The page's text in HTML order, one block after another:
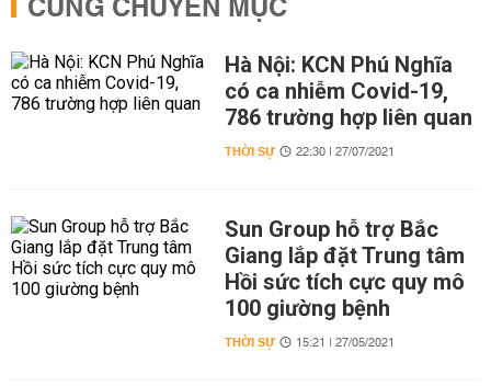
Hà Nội: KCN Phú Nghĩa
có ca nhiễm Covid-19,
786 trường hợp liên quan
THỜI SỰ 22:30 | 27/07/2021
Sun Group hỗ trợ Bắc
Giang lắp đặt Trung tâm
Hồi sức tích cực quy mô
100 giường bệnh
THỜI SỰ 15:21 | 27/05/2021